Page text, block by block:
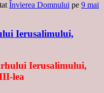
Învierea Domnului pe 9 mai
Ierusalimului,
Ierusalimului,
lea